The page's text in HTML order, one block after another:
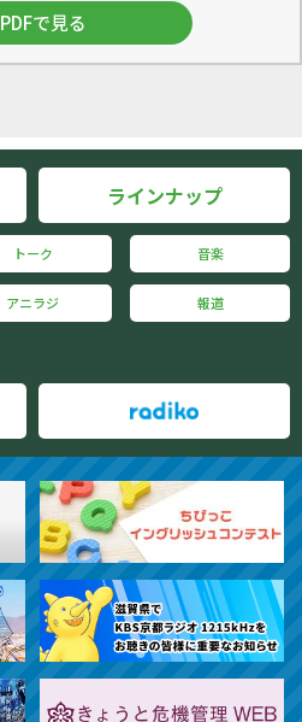
PDFで見る
ラインナップ
トーク 音楽
アニラジ 報道